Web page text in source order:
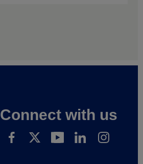
Connect with us